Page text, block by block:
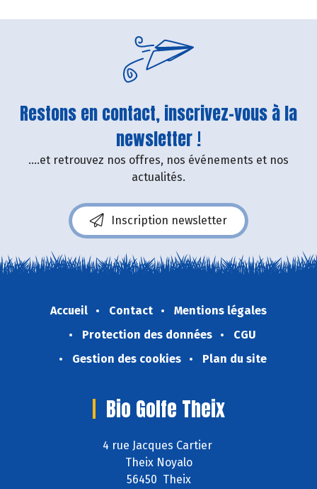
Restons en contact, inscrivez-vous à la
newsletter !
....et retrouvez nos offres, nos événements et nos
actualités.
Inscription newsletter
Accueil Contact
Mentions légales
Protection des données
CGU
Gestion des cookies
Plan du site
Bio Golfe Theix
4 rue Jacques Cartier
Theix Noyalo
56450 Theix